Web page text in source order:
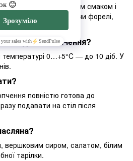
з м’яким, маслянистим смаком і
від скумбрії чи форелі,
поживність.
холодного копчення?
температурі 0…+5°C — до 10 діб. У
повністю готова до
подавати на стіл після
вершковим сиром, салатом, білим
тарілки.